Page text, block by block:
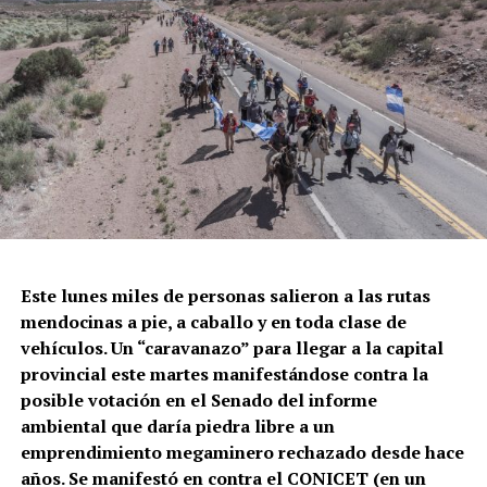
Correpi (la Coordinadora contra la represión policial e
institucional), afirmó: “Juan Gabriel recibió un impacto
directo al cuerpo. No sabemos todavía qué tipo de
cartuchería utilizaron, pero a corta distancia y directo a
zonas vitales como tórax y abdomen, un disparo de
escopeta es letal, tanto con cartuchos antitumulto (con
Este lunes miles de personas salieron a las rutas
mendocinas a pie, a caballo y en toda clase de
vehículos. Un “caravanazo” para llegar a la capital
provincial este martes manifestándose contra la
posible votación en el Senado del informe
ambiental que daría piedra libre a un
emprendimiento megaminero rechazado desde hace
años. Se manifestó en contra el CONICET (en un